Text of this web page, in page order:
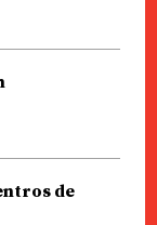
de